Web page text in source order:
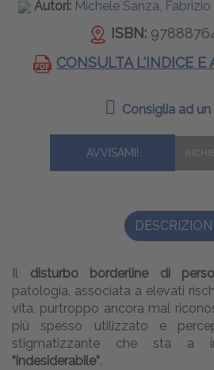
Autori: Michele Sanza,
ISBN:
CONSULTA L'INDICE E
Consiglia ad
AVVISAMI!
Il disturbo borderline di
patologia, associata a elevati
vita, purtroppo ancora mal
più spesso utilizzato e
stigmatizzante che sta a
“indesiderabile”.